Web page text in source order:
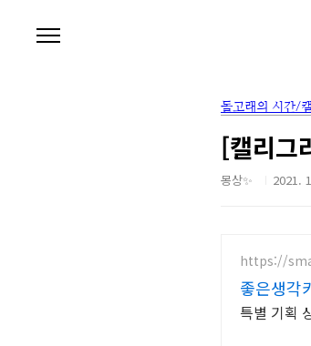
돌고래의 시간/
[캘리그
몽상✨ 2021.
https://
좋은생각
특별 기획